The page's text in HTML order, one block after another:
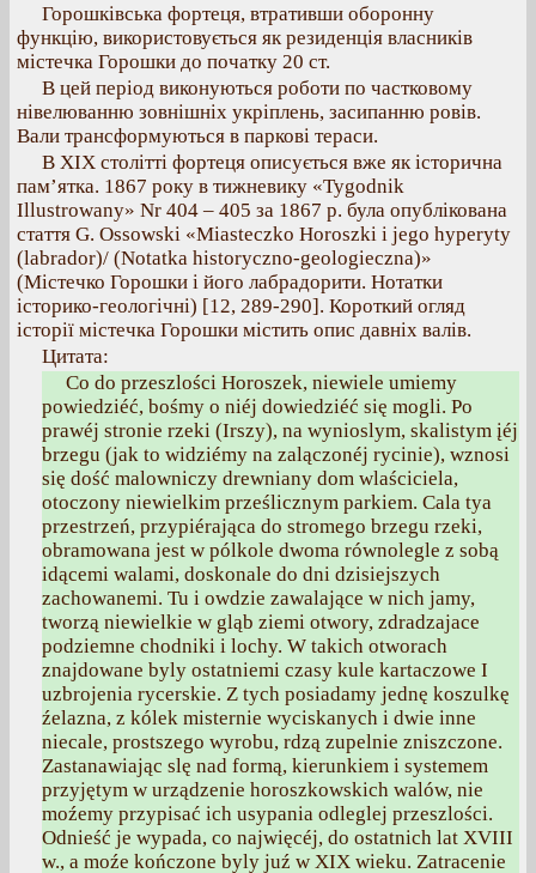
Горошківська фортеця, втративши оборонну
функцію, використовується як резиденція власників
містечка Горошки до початку 20 ст.
В цей період виконуються роботи по частковому
нівелюванню зовнішніх укріплень, засипанню ровів.
Вали трансформуються в паркові тераси.
В XIX столітті фортеця описується вже як історична
пам’ятка. 1867 року в тижневику «Tygodnik
Illustrowany» Nr 404 – 405 за 1867 р. була опублікована
стаття G. Ossowski «Мiasteczko Horoszki i jego hyperyty
(labrador)/ (Notatka historyczno-geologieczna)»
(Містечко Горошки і його лабрадорити. Нотатки
історико-геологічні) [12, 289-290]. Короткий огляд
історії містечка Горошки містить опис давніх валів.
Цитата:
Co do przeszlości Horoszek, niewiele umiemy
powiedziéć, bośmy o niéj dowiedziéć się mogli. Po
prawéj stronie rzeki (Irszy), na wynioslym, skalistym įéj
brzegu (jak to widziémy na zalączonéj rycinie), wznosi
się dość malowniczy drewniany dom wlaściciela,
otoczony niewielkim prześlicznym parkiem. Cala tya
przestrzeń, przypiérająca do stromego brzegu rzeki,
obramowana jest w pólkole dwoma równolegle z sobą
idącemi walami, doskonale do dni dzisiejszych
zachowanemi. Tu i owdzie zawalające w nich jamy,
tworzą niewielkie w gląb ziemi otwory, zdradzajace
podziemne chodniki i lochy. W takich otworach
znajdowane byly ostatniemi czasy kule kartaczowe I
uzbrojenia rycerskie. Z tych posiadamy jednę koszulkę
źelazna, z kólek misternie wyciskanych i dwie inne
niecale, prostszego wyrobu, rdzą zupelnie zniszczone.
Zastanawiając slę nad formą, kierunkiem i systemem
przyjętym w urządzenie horoszkowskich walów, nie
moźemy przypisać ich usypania odleglej przeszlości.
Odnieść je wypada, co najwięcéj, do ostatnich lat XVIII
w., a moźe kończone byly juź w XIX wieku. Zatracenie